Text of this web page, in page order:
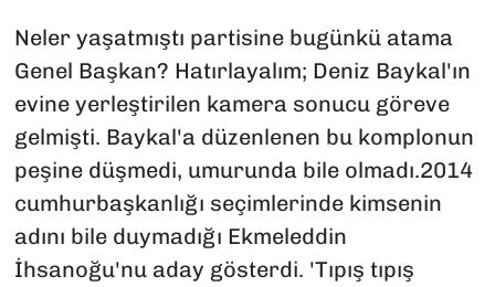
Neler yaşatmıştı partisine bugünkü atama
Genel Başkan? Hatırlayalım; Deniz Baykal'ın
evine yerleştirilen kamera sonucu göreve
gelmişti. Baykal'a düzenlenen bu komplonun
peşine düşmedi, umurunda bile olmadı.2014
cumhurbaşkanlığı seçimlerinde kimsenin
adını bile duymadığı Ekmeleddin
İhsanoğu'nu aday gösterdi. 'Tıpış tıpış